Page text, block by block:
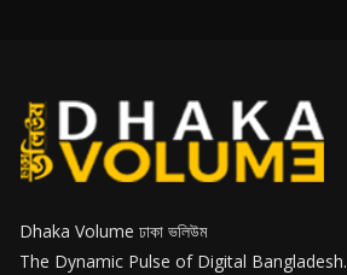
Dhaka Volume ঢাকা ভলিউম
The Dynamic Pulse of Digital Bangladesh.